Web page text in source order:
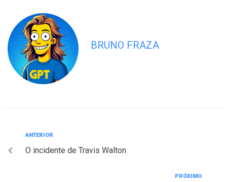
BRUNO FRAZA
Navegação
de
Anterior
ANTERIOR
O incidente de Travis Walton
PRÓXIMO